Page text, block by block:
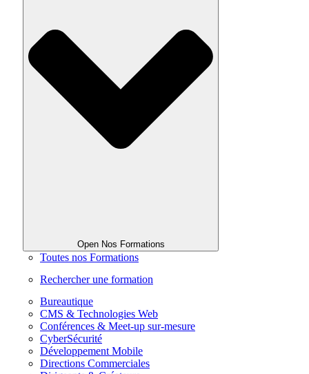
Open Nos Formations
Toutes nos Formations
Rechercher une formation
Bureautique
CMS & Technologies Web
Conférences & Meet-up sur-mesure
CyberSécurité
Développement Mobile
Directions Commerciales